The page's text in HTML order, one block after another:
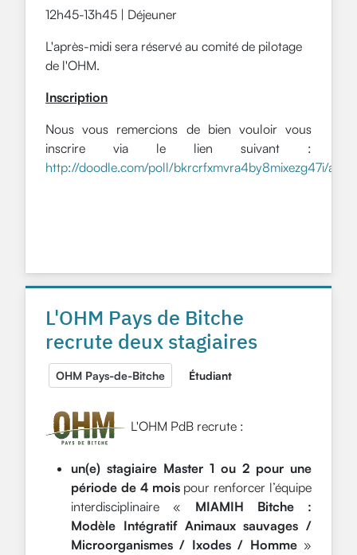
12h45-13h45 | Déjeuner
L'après-midi sera réservé au comité de pilotage
de l'OHM.
Inscription
Nous vous remercions de bien vouloir vous
inscrire via le lien suivant :
http://doodle.com/poll/bkrcrfxmvra4by8mixezg47i/
L'OHM Pays de Bitche
recrute deux stagiaires
OHM Pays-de-Bitche Étudiant
L'OHM PdB recrute :
un(e) stagiaire Master 1 ou 2 pour une
période de 4 moispour renforcer l’équipe
interdisciplinaire « MIAMIH Bitche :
Modèle Intégratif Animaux sauvages /
Microorganismes / Ixodes / Homme»